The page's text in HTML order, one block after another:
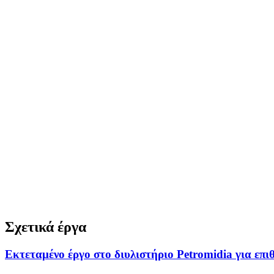
Σχετικά έργα
Εκτεταμένο έργο στο διυλιστήριο Petromidia για